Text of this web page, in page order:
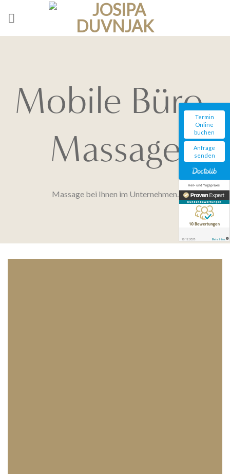
Mobile Büro-
Massage
Massage bei Ihnen im Unternehmen.
Termin
Online
buchen
Anfrage
senden